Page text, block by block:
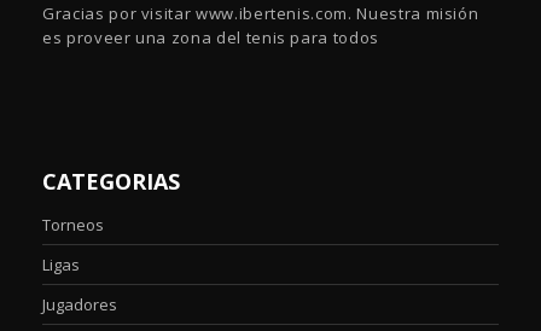
Gracias por visitar www.ibertenis.com. Nuestra misión
es proveer una zona del tenis para todos
CATEGORIAS
Torneos
Ligas
Jugadores